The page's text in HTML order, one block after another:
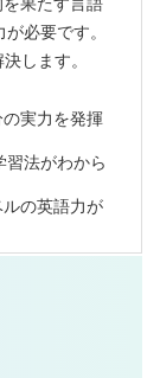
必要です。
します。
実力を発揮
習法がわから
ルの英語力が